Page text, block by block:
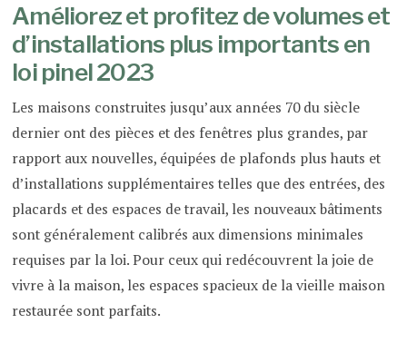
Améliorez et profitez de volumes et
d’installations plus importants en
loi pinel 2023
Les maisons construites jusqu’aux années 70 du siècle
dernier ont des pièces et des fenêtres plus grandes, par
rapport aux nouvelles, équipées de plafonds plus hauts et
d’installations supplémentaires telles que des entrées, des
placards et des espaces de travail, les nouveaux bâtiments
sont généralement calibrés aux dimensions minimales
requises par la loi. Pour ceux qui redécouvrent la joie de
vivre à la maison, les espaces spacieux de la vieille maison
restaurée sont parfaits.